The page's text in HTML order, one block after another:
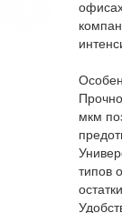
мкм
типов